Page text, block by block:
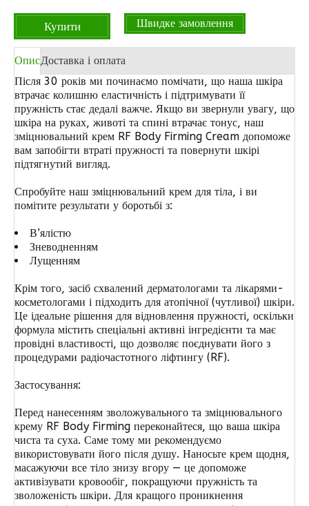
Купити Швидке замовлення
ОписДоставка і оплата
Після 30 років ми починаємо помічати, що наша шкіра
втрачає колишню еластичність і підтримувати її
пружність стає дедалі важче. Якщо ви звернули увагу, що
шкіра на руках, животі та спині втрачає тонус, наш
зміцнювальний крем RF Body Firming Cream допоможе
вам запобігти втраті пружності та повернути шкірі
підтягнутий вигляд.
Спробуйте наш зміцнювальний крем для тіла, і ви
помітите результати у боротьбі з:
В’ялістю
Зневодненням
Лущенням
Крім того, засіб схвалений дерматологами та лікарями-
косметологами і підходить для атопічної (чутливої) шкіри.
Це ідеальне рішення для відновлення пружності, оскільки
формула містить спеціальні активні інгредієнти та має
провідні властивості, що дозволяє поєднувати його з
процедурами радіочастотного ліфтингу (RF).
Застосування:
Перед нанесенням зволожувального та зміцнювального
крему RF Body Firming переконайтеся, що ваша шкіра
чиста та суха. Саме тому ми рекомендуємо
використовувати його після душу. Наносьте крем щодня,
масажуючи все тіло знизу вгору — це допоможе
активізувати кровообіг, покращуючи пружність та
зволоженість шкіри. Для кращого проникнення